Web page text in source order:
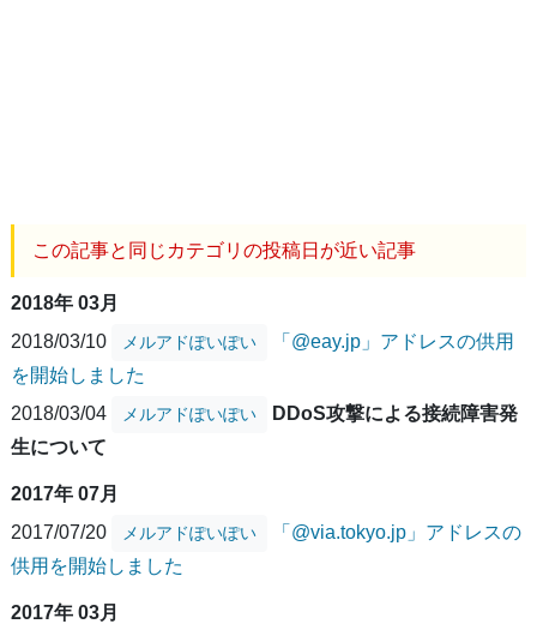
この記事と同じカテゴリの投稿日が近い記事
2018年 03月
2018/03/10
メルアドぽいぽい
「@eay.jp」アドレスの供用
を開始しました
2018/03/04
メルアドぽいぽい
DDoS攻撃による接続障害発
生について
2017年 07月
2017/07/20
メルアドぽいぽい
「@via.tokyo.jp」アドレスの
供用を開始しました
2017年 03月